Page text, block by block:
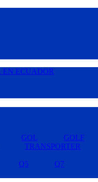
GOL GOLF
TRANSPORTER
Q5 Q7